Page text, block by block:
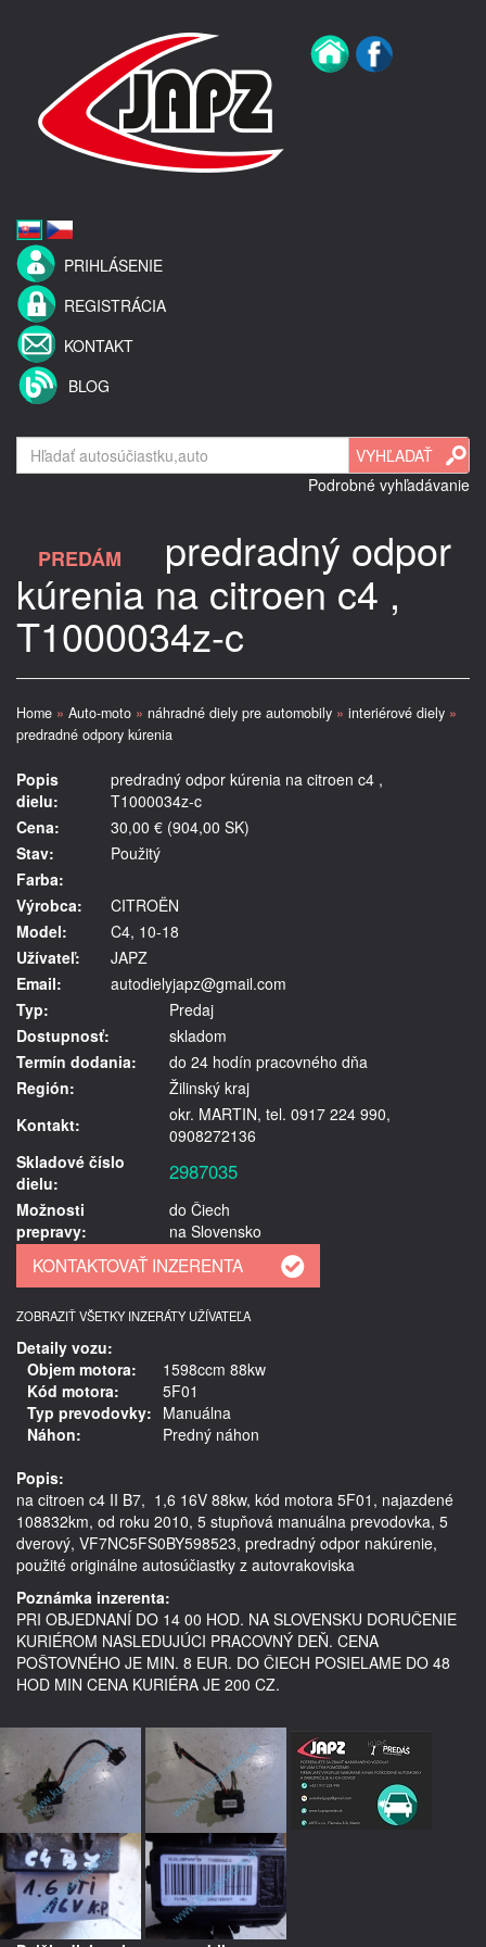
PRIHLÁSENIE
REGISTRÁCIA
KONTAKT
BLOG
Podrobné vyhľadávanie
PREDÁM predradný odpor
kúrenia na citroen c4 ,
T1000034z-c
Home » Auto-moto » náhradné diely pre automobily » interiérové diely »
predradné odpory kúrenia
Popis
dielu:
predradný odpor kúrenia na citroen c4 ,
T1000034z-c
Cena:
30,00 € (904,00 SK)
Stav:
Použitý
Farba:
Výrobca:
CITROËN
Model:
C4, 10-18
Užívateľ:
JAPZ
Email:
autodielyjapz@gmail.com
Typ:
Predaj
Dostupnosť:
skladom
Termín dodania:
do 24 hodín pracovného dňa
Región:
Žilinský kraj
Kontakt:
okr. MARTIN, tel. 0917 224 990,
0908272136
Skladové číslo
dielu:
2987035
Možnosti
prepravy:
do Čiech
na Slovensko
ZOBRAZIŤ VŠETKY INZERÁTY UŽÍVATEĽA
Detaily vozu:
Objem motora:
1598ccm 88kw
Kód motora:
5F01
Typ prevodovky: Manuálna
Náhon:
Predný náhon
Popis:
na citroen c4 II B7,  1,6 16V 88kw, kód motora 5F01, najazdené
108832km, od roku 2010, 5 stupňová manuálna prevodovka, 5
dverový, VF7NC5FS0BY598523, predradný odpor nakúrenie,
Poznámka inzerenta:
PRI OBJEDNANÍ DO 14 00 HOD. NA SLOVENSKU DORUČENIE
KURIÉROM NASLEDUJÚCI PRACOVNÝ DEŇ. CENA
POŠTOVNÉHO JE MIN. 8 EUR. DO ČIECH POSIELAME DO 48
HOD MIN CENA KURIÉRA JE 200 CZ.